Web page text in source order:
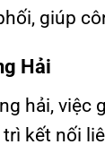
giúp
Hải
hải, việc
kết nối